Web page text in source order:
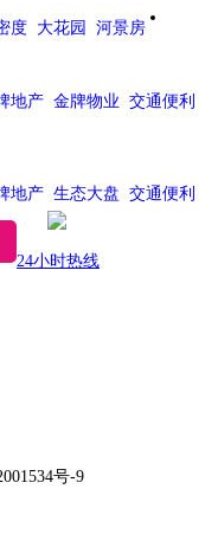
度 大花园 河景房
地产 金牌物业 交通便利
地产 生态大盘 交通便利
24小时热线
号-9